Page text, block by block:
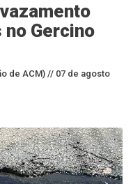
Gercino
de ACM) // 07 de agosto